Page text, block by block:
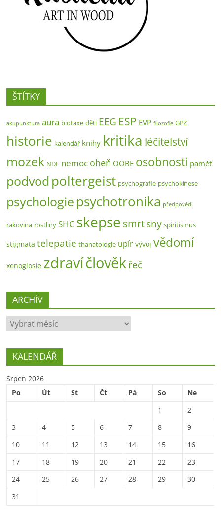
ŠTÍTKY
akupunktura aura biotaxe děti EEG ESP EVP filozofie GPZ
historie kalendář knihy kritika léčitelství
mozek NDE nemoc oheň OOBE osobnosti paměť
podvod poltergeist psychografie psychokinese
psychologie psychotronika předpovědi
rakovina rostliny SHC skepse smrtsny spiritismus
stigmata telepatie thanatologie upír vývoj vědomí
xenoglosie zdravíčlověkřeč
ARCHÍV
ARCHÍV
KALENDÁŘ
Srpen 2026
Po
Út St Čt Pá So
Ne
1
2
3
4 5 6 7 8
9
10
11 12 13 14 15
16
17
18 19 20 21 22
23
24
25 26 27 28 29
30
31